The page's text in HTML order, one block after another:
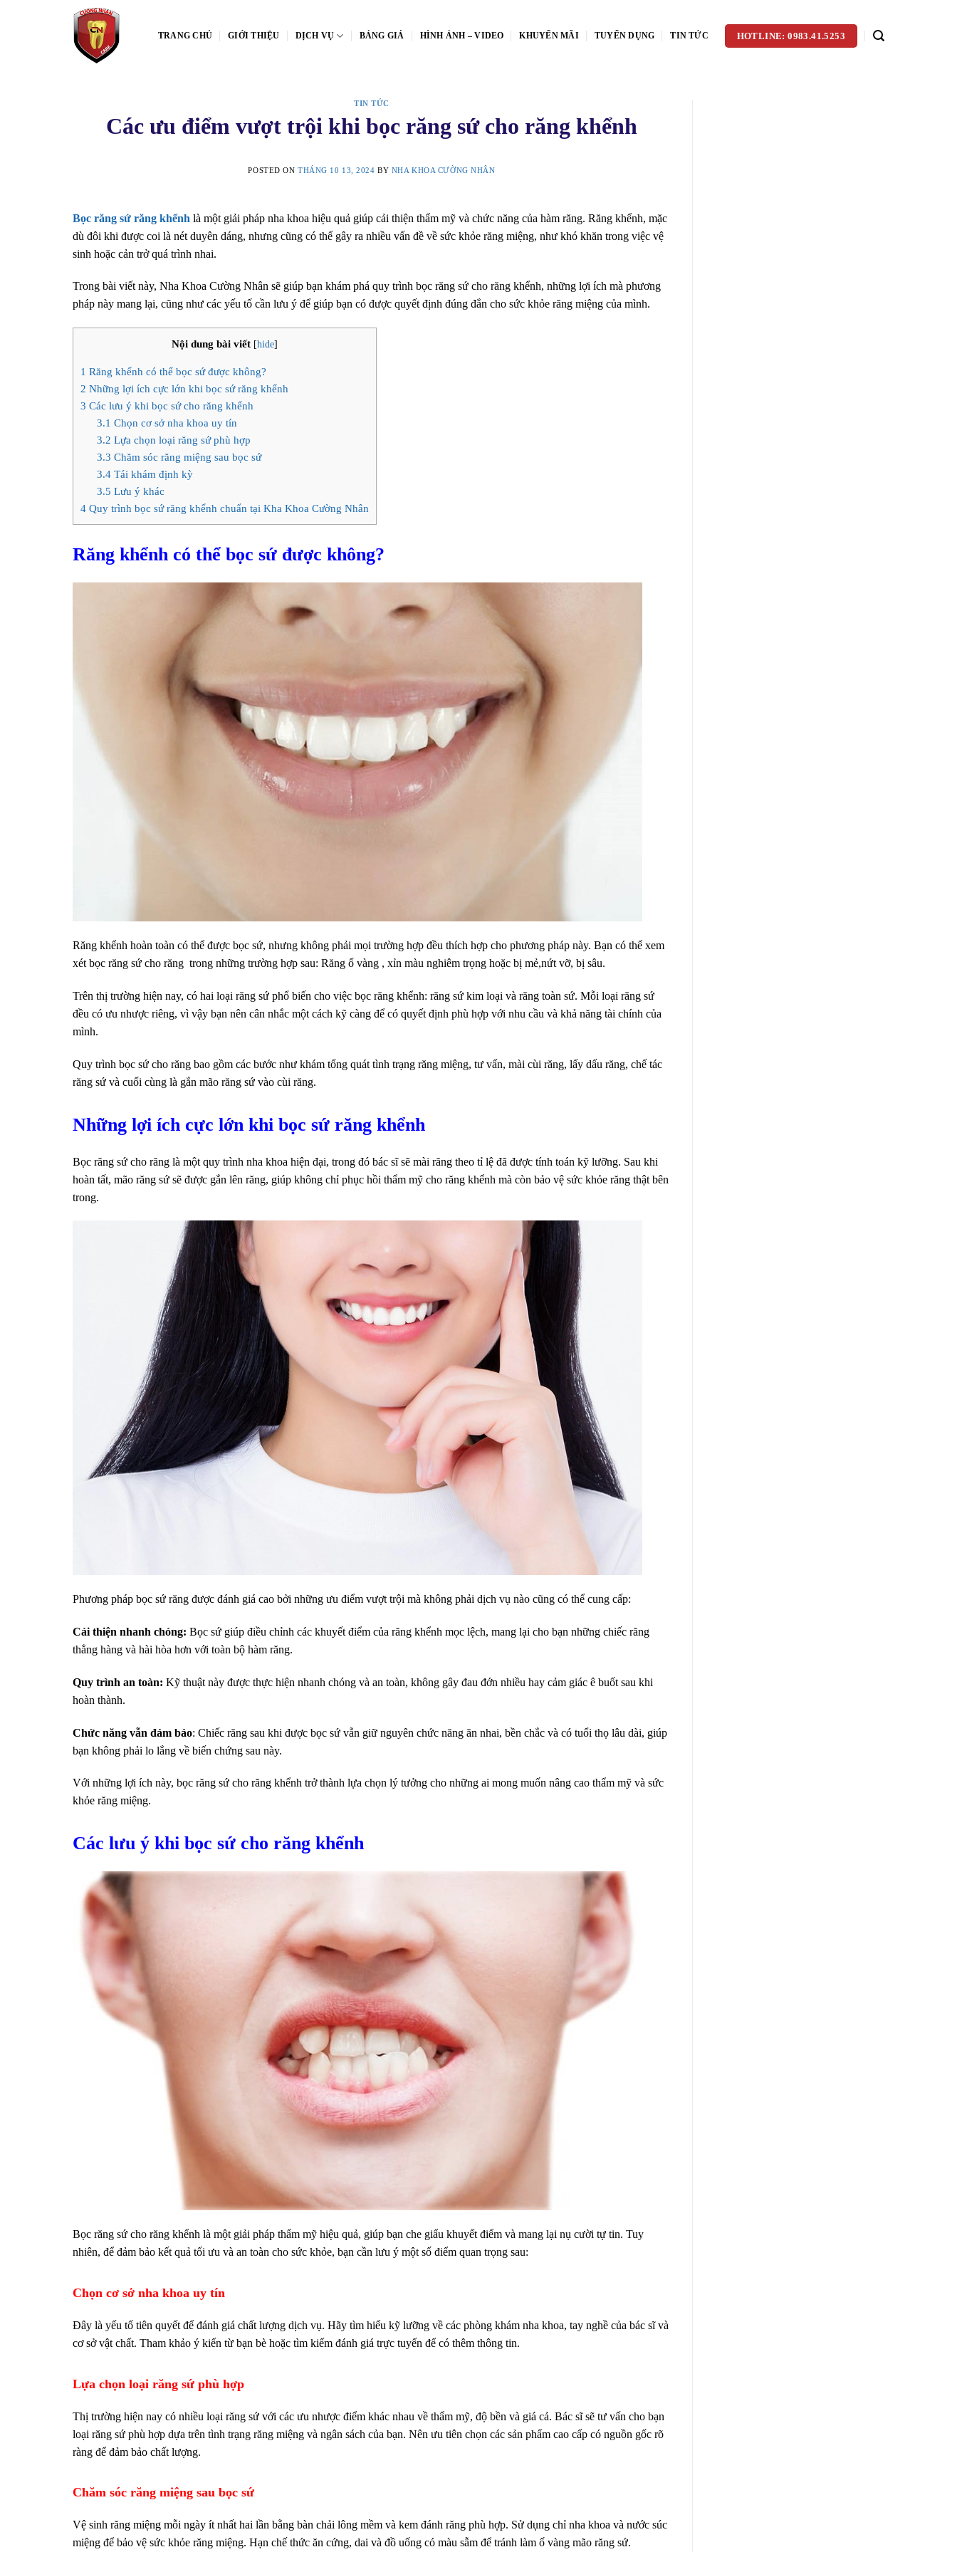
TRANG CHỦ GIỚI THIỆU DỊCH VỤ BẢNG GIÁ HÌNH ẢNH – VIDEO KHUYẾN MÃI TUYỂN DỤNG TIN TỨC HOTLINE: 0983.41.5253
TIN TỨC
Các ưu điểm vượt trội khi bọc răng sứ cho răng khểnh
POSTED ONTHÁNG 10 13, 2024 BY NHA KHOA CƯỜNG NHÂN
Bọc răng sứ răng khểnh là một giải pháp nha khoa hiệu quả giúp cải thiện thẩm mỹ và chức năng của hàm răng. Răng khểnh, mặc
dù đôi khi được coi là nét duyên dáng, nhưng cũng có thể gây ra nhiều vấn đề về sức khỏe răng miệng, như khó khăn trong việc vệ
sinh hoặc cản trở quá trình nhai.
Trong bài viết này, Nha Khoa Cường Nhân sẽ giúp bạn khám phá quy trình bọc răng sứ cho răng khểnh, những lợi ích mà phương
pháp này mang lại, cũng như các yếu tố cần lưu ý để giúp bạn có được quyết định đúng đắn cho sức khỏe răng miệng của mình.
Nội dung bài viết [hide]
1 Răng khểnh có thể bọc sứ được không?
2 Những lợi ích cực lớn khi bọc sứ răng khểnh
3 Các lưu ý khi bọc sứ cho răng khểnh
3.1 Chọn cơ sở nha khoa uy tín
3.2 Lựa chọn loại răng sứ phù hợp
3.3 Chăm sóc răng miệng sau bọc sứ
3.4Tái khám định kỳ
3.5 Lưu ý khác
4 Quy trình bọc sứ răng khểnh chuẩn tại Kha Khoa Cường Nhân
Răng khểnh có thể bọc sứ được không?
Răng khểnh hoàn toàn có thể được bọc sứ, nhưng không phải mọi trường hợp đều thích hợp cho phương pháp này. Bạn có thể xem
xét bọc răng sứ cho răng trong những trường hợp sau: Răng ố vàng , xỉn màu nghiêm trọng hoặc bị mẻ,nứt vỡ, bị sâu.
Trên thị trường hiện nay, có hai loại răng sứ phổ biến cho việc bọc răng khểnh: răng sứ kim loại và răng toàn sứ. Mỗi loại răng sứ
đều có ưu nhược riêng, vì vậy bạn nên cân nhắc một cách kỹ càng để có quyết định phù hợp với nhu cầu và khả năng tài chính của
mình.
Quy trình bọc sứ cho răng bao gồm các bước như khám tổng quát tình trạng răng miệng, tư vấn, mài cùi răng, lấy dấu răng, chế tác
răng sứ và cuối cùng là gắn mão răng sứ vào cùi răng.
Những lợi ích cực lớn khi bọc sứ răng khểnh
Bọc răng sứ cho răng là một quy trình nha khoa hiện đại, trong đó bác sĩ sẽ mài răng theo tỉ lệ đã được tính toán kỹ lưỡng. Sau khi
hoàn tất, mão răng sứ sẽ được gắn lên răng, giúp không chỉ phục hồi thẩm mỹ cho răng khểnh mà còn bảo vệ sức khỏe răng thật bên
trong.
Phương pháp bọc sứ răng được đánh giá cao bởi những ưu điểm vượt trội mà không phải dịch vụ nào cũng có thể cung cấp:
Cải thiện nhanh chóng: Bọc sứ giúp điều chỉnh các khuyết điểm của răng khểnh mọc lệch, mang lại cho bạn những chiếc răng
thẳng hàng và hài hòa hơn với toàn bộ hàm răng.
Quy trình an toàn: Kỹ thuật này được thực hiện nhanh chóng và an toàn, không gây đau đớn nhiều hay cảm giác ê buốt sau khi
hoàn thành.
Chức năng vẫn đảm bảo: Chiếc răng sau khi được bọc sứ vẫn giữ nguyên chức năng ăn nhai, bền chắc và có tuổi thọ lâu dài, giúp
bạn không phải lo lắng về biến chứng sau này.
Với những lợi ích này, bọc răng sứ cho răng khểnh trở thành lựa chọn lý tưởng cho những ai mong muốn nâng cao thẩm mỹ và sức
khỏe răng miệng.
Các lưu ý khi bọc sứ cho răng khểnh
Bọc răng sứ cho răng khểnh là một giải pháp thẩm mỹ hiệu quả, giúp bạn che giấu khuyết điểm và mang lại nụ cười tự tin. Tuy
nhiên, để đảm bảo kết quả tối ưu và an toàn cho sức khỏe, bạn cần lưu ý một số điểm quan trọng sau:
Chọn cơ sở nha khoa uy tín
Đây là yếu tố tiên quyết để đánh giá chất lượng dịch vụ. Hãy tìm hiểu kỹ lưỡng về các phòng khám nha khoa, tay nghề của bác sĩ và
cơ sở vật chất. Tham khảo ý kiến từ bạn bè hoặc tìm kiếm đánh giá trực tuyến để có thêm thông tin.
Lựa chọn loại răng sứ phù hợp
Thị trường hiện nay có nhiều loại răng sứ với các ưu nhược điểm khác nhau về thẩm mỹ, độ bền và giá cả. Bác sĩ sẽ tư vấn cho bạn
loại răng sứ phù hợp dựa trên tình trạng răng miệng và ngân sách của bạn. Nên ưu tiên chọn các sản phẩm cao cấp có nguồn gốc rõ
ràng để đảm bảo chất lượng.
Chăm sóc răng miệng sau bọc sứ
Vệ sinh răng miệng mỗi ngày ít nhất hai lần bằng bàn chải lông mềm và kem đánh răng phù hợp. Sử dụng chỉ nha khoa và nước súc
miệng để bảo vệ sức khỏe răng miệng. Hạn chế thức ăn cứng, dai và đồ uống có màu sẫm để tránh làm ố vàng mão răng sứ.